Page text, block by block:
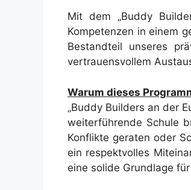
Mit dem „Buddy
Kompetenzen in einem
Bestandteil unseres
vertrauensvollem
Warum dieses
„Buddy Builders an der
weiterführende Schule
Konflikte geraten oder
ein respektvolles
eine solide Grundlage